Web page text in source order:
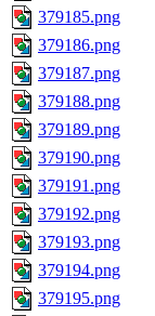
379185.png
379186.png
379187.png
379188.png
379189.png
379190.png
379191.png
379192.png
379193.png
379194.png
379195.png